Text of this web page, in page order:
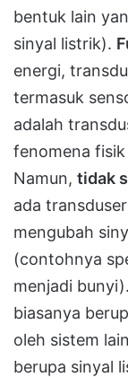
bentuk lain
sinyal listrik)​.
energi,
termasuk
adalah
fenomena
Namun, tidak
ada
mengubah
(contohnya
menjadi bunyi)​.
biasanya
oleh sistem
berupa sinyal